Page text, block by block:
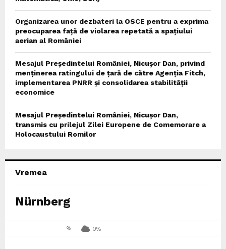
Organizarea unor dezbateri la OSCE pentru a exprima
preocuparea față de violarea repetată a spațiului
aerian al României
Mesajul Președintelui României, Nicușor Dan, privind
menținerea ratingului de țară de către Agenția Fitch,
implementarea PNRR și consolidarea stabilității
economice
Mesajul Președintelui României, Nicușor Dan,
transmis cu prilejul Zilei Europene de Comemorare a
Holocaustului Romilor
Vremea
Nürnberg
% 0%